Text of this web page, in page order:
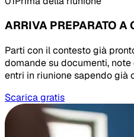
ARRIVA PREPARATO A
Parti con il contesto già
domande su documenti,
entri in riunione sapendo già
Scarica gratis